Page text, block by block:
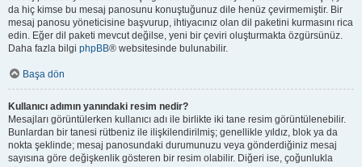
da hiç kimse bu mesaj panosunu konuştuğunuz dile henüz çevirmemiştir. Bir
mesaj panosu yöneticisine başvurup, ihtiyacınız olan dil paketini kurmasını rica
edin. Eğer dil paketi mevcut değilse, yeni bir çeviri oluşturmakta özgürsünüz.
Daha fazla bilgi phpBB® websitesinde bulunabilir.
Başa dön
Kullanıcı adımın yanındaki resim nedir?
Mesajları görüntülerken kullanıcı adı ile birlikte iki tane resim görüntülenebilir.
Bunlardan bir tanesi rütbeniz ile ilişkilendirilmiş; genellikle yıldız, blok ya da
nokta şeklinde; mesaj panosundaki durumunuzu veya gönderdiğiniz mesaj
sayısına göre değişkenlik gösteren bir resim olabilir. Diğeri ise, çoğunlukla